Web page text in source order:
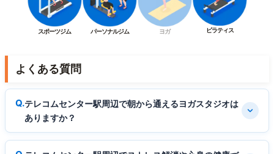
スポーツジム パーソナルジム ヨガ ピラティス
よくある質問
テレコムセンター駅周辺で朝から通えるヨガスタジオは
ありますか？